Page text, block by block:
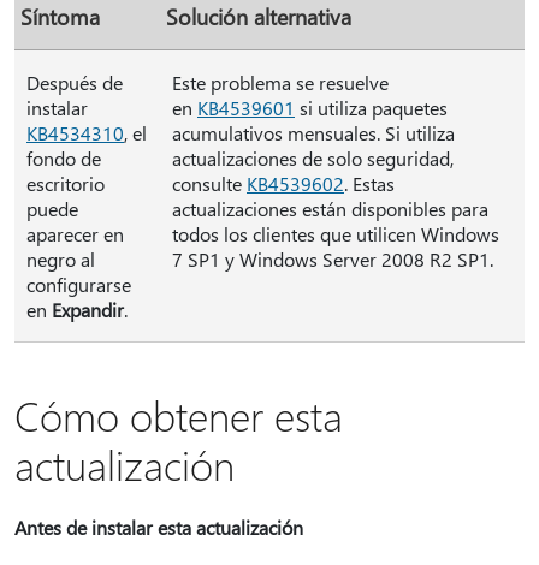
Síntoma Solución alternativa
Después de
instalar
KB4534310, el
fondo de
escritorio
puede
aparecer en
negro al
configurarse
en Expandir.
Este problema se resuelve
en KB4539601 si utiliza paquetes
acumulativos mensuales. Si utiliza
actualizaciones de solo seguridad,
consulte KB4539602. Estas
actualizaciones están disponibles para
todos los clientes que utilicen Windows
7 SP1 y Windows Server 2008 R2 SP1.
Cómo obtener esta
actualización
Antes de instalar esta actualización